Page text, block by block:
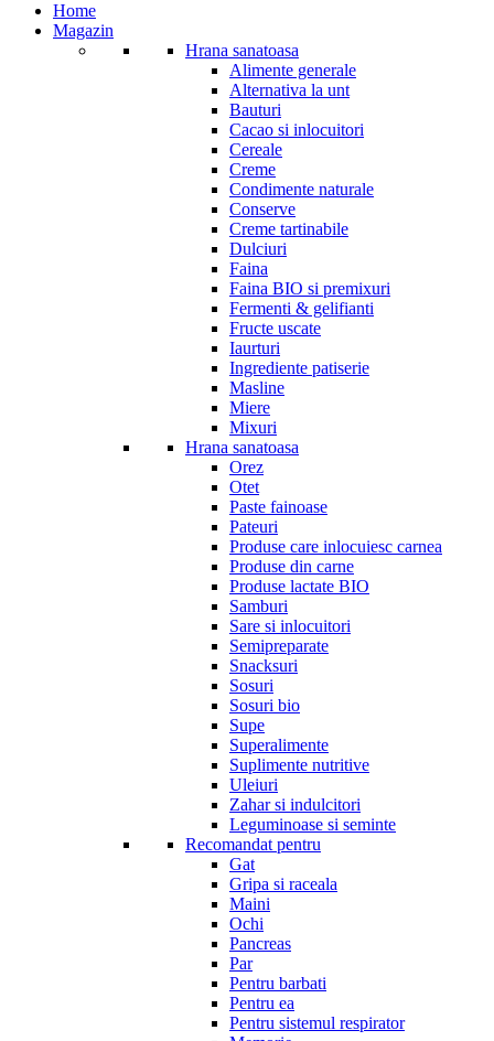
Home
Magazin
Hrana sanatoasa
Alimente generale
Alternativa la unt
Bauturi
Cacao si inlocuitori
Cereale
Creme
Condimente naturale
Conserve
Creme tartinabile
Dulciuri
Faina
Faina BIO si premixuri
Fermenti & gelifianti
Fructe uscate
Iaurturi
Ingrediente patiserie
Masline
Miere
Mixuri
Hrana sanatoasa
Orez
Otet
Paste fainoase
Pateuri
Produse care inlocuiesc carnea
Produse din carne
Produse lactate BIO
Samburi
Sare si inlocuitori
Semipreparate
Snacksuri
Sosuri
Sosuri bio
Supe
Superalimente
Suplimente nutritive
Uleiuri
Zahar si indulcitori
Leguminoase si seminte
Recomandat pentru
Gat
Gripa si raceala
Maini
Ochi
Pancreas
Par
Pentru barbati
Pentru ea
Pentru sistemul respirator